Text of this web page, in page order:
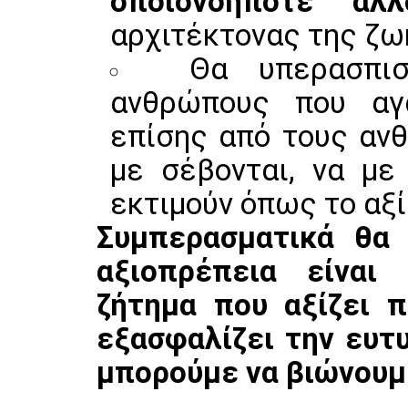
αρχιτέκτονας της
Θα
ανθρώπους που
επίσης από τους
με σέβονται, να με
εκτιμούν όπως το
Συμπερασματικά
αξιοπρέπεια είναι
ζήτημα που αξίζει
εξασφαλίζει την
μπορούμε να